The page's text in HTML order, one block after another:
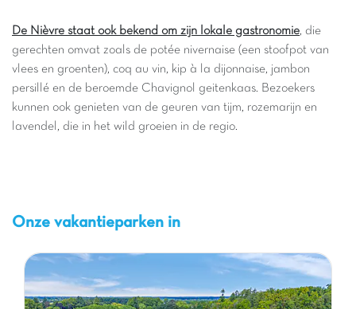
De Nièvre staat ook bekend om zijn lokale gastronomie, die
gerechten omvat zoals de potée nivernaise (een stoofpot van
vlees en groenten), coq au vin, kip à la dijonnaise, jambon
persillé en de beroemde Chavignol geitenkaas. Bezoekers
kunnen ook genieten van de geuren van tijm, rozemarijn en
lavendel, die in het wild groeien in de regio.
Onze vakantieparken in